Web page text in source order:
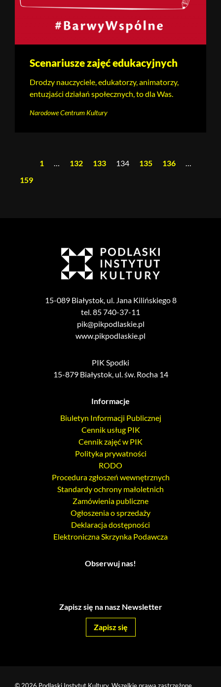
Scenariusze zajęć edukacyjnych
Drodzy nauczyciele, edukatorzy, animatorzy,
entuzjaści działań społecznych, to dla Was.
Narodowe Centrum Kultury
1 … 132 133 134 135 136
…
159
15-089 Białystok, ul. Jana Kilińskiego 8
tel. 85 740-37-11
pik@pikpodlaskie.pl
www.pikpodlaskie.pl
PIK Spodki
15-879 Białystok, ul. św. Rocha 14
Informacje
Biuletyn Informacji Publicznej
Cennik usług PIK
Cennik zajęć w PIK
Polityka prywatności
RODO
Procedura zgłoszeń wewnętrznych
Standardy ochrony małoletnich
Zamówienia publiczne
Ogłoszenia o sprzedaży
Deklaracja dostępności
Elektroniczna Skrzynka Podawcza
Obserwuj nas!
Zapisz się na nasz Newsletter
Zapisz się